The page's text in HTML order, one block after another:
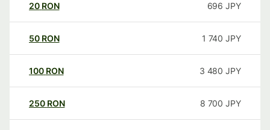
20 RON 696 JPY
50 RON 1 740 JPY
100 RON 3 480 JPY
250 RON 8 700 JPY